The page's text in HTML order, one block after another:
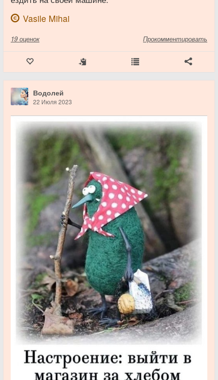
Vasile Mihai
19 оценок Прокомментировать
Водолей
22 Июля 2023